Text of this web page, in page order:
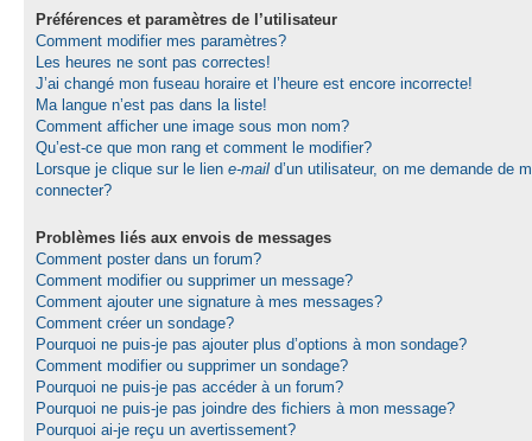
Préférences et paramètres de l’utilisateur
Comment modifier mes paramètres?
Les heures ne sont pas correctes!
J’ai changé mon fuseau horaire et l’heure est encore incorrecte!
Ma langue n’est pas dans la liste!
Comment afficher une image sous mon nom?
Qu’est-ce que mon rang et comment le modifier?
Lorsque je clique sur le lien e-mail d’un utilisateur, on me demande de
connecter?
Problèmes liés aux envois de messages
Comment poster dans un forum?
Comment modifier ou supprimer un message?
Comment ajouter une signature à mes messages?
Comment créer un sondage?
Pourquoi ne puis-je pas ajouter plus d’options à mon sondage?
Comment modifier ou supprimer un sondage?
Pourquoi ne puis-je pas accéder à un forum?
Pourquoi ne puis-je pas joindre des fichiers à mon message?
Pourquoi ai-je reçu un avertissement?